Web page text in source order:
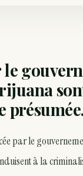
par le
à la